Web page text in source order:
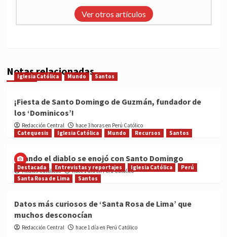
Ver otros artículos
Notas relacionadas
Iglesia Católica Mundo Santos
¡Fiesta de Santo Domingo de Guzmán, fundador de
los ‘Dominicos’!
Redacción Central
hace 3 horas en Perú Católico
Catequesis
Iglesia Católica Mundo Recursos Santos
Cuando el diablo se enojó con Santo Domingo
Medios Católicos hace 1 día en Perú Católico
Destacada Entrevistas y reportajes Iglesia Católica
Perú
Santa Rosa de Lima
Santos
Datos más curiosos de ‘Santa Rosa de Lima’ que
muchos desconocían
Redacción Central hace 1 día en Perú Católico